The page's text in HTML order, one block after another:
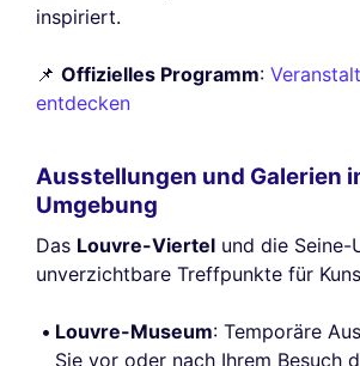
inspiriert.
📌 Offizielles Programm:
entdecken
Ausstellungen und Galerien
Umgebung
Das Louvre-Viertel und die Seine-
unverzichtbare Treffpunkte für
Louvre-Museum: Temporäre
Sie vor oder nach Ihrem Besuch